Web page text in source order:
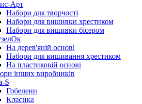
Арт
Набори для творчості
Набори для вишивки хрестиком
Набори для вишивки бісером
На дерев'яній основі
Набори для вишивання хрестиком
На пластиковій основі
інших виробників
S
Гобелени
Класика